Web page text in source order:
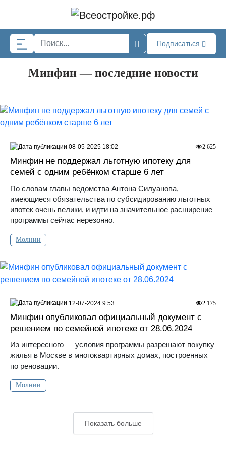
Подписаться
Минфин — последние новости
Минфин не поддержал льготную ипотеку для
семей с одним ребёнком старше 6 лет
По словам главы ведомства Антона Силуанова,
имеющиеся обязательства по субсидированию льготных
ипотек очень велики, и идти на значительное расширение
программы сейчас нерезонно.
Молнии
2 625
08-05-2025 18:02
Минфин опубликовал официальный документ с
решением по семейной ипотеке от 28.06.2024
Из интересного — условия программы разрешают покупку
жилья в Москве в многоквартирных домах, построенных
по реновации.
Молнии
2 175
12-07-2024 9:53
Показать больше